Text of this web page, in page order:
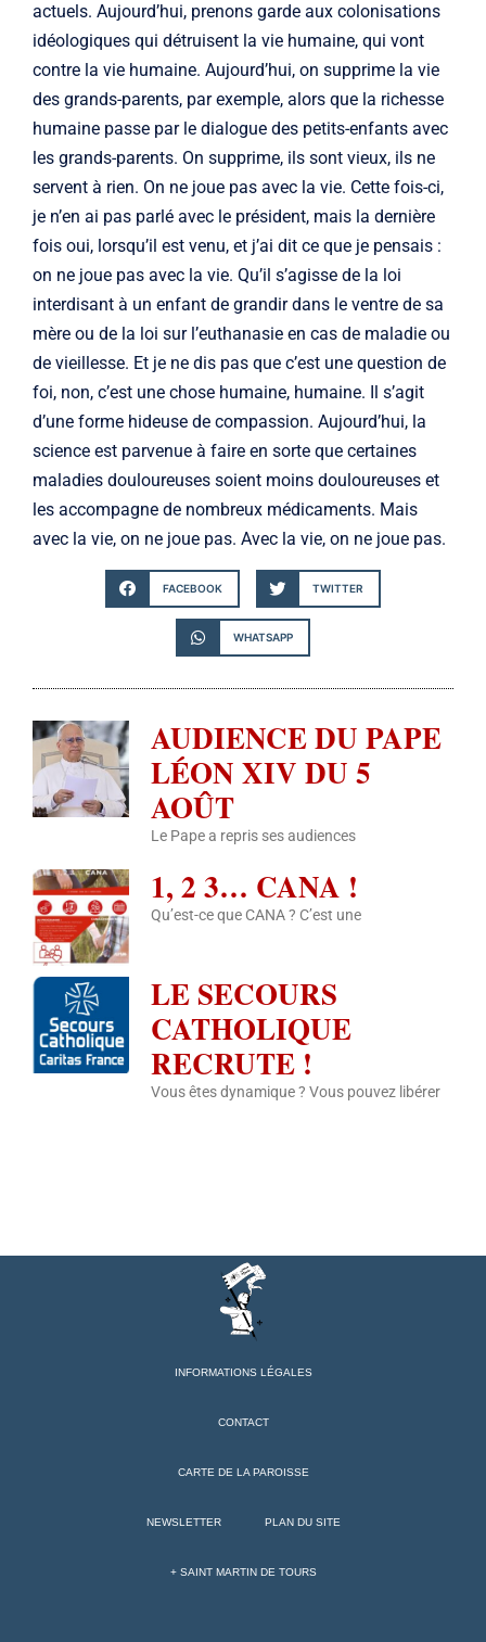
actuels. Aujourd’hui, prenons garde aux colonisations
idéologiques qui détruisent la vie humaine, qui vont
contre la vie humaine. Aujourd’hui, on supprime la vie
des grands-parents, par exemple, alors que la richesse
humaine passe par le dialogue des petits-enfants avec
les grands-parents. On supprime, ils sont vieux, ils ne
servent à rien. On ne joue pas avec la vie. Cette fois-ci,
je n’en ai pas parlé avec le président, mais la dernière
fois oui, lorsqu’il est venu, et j’ai dit ce que je pensais :
on ne joue pas avec la vie. Qu’il s’agisse de la loi
interdisant à un enfant de grandir dans le ventre de sa
mère ou de la loi sur l’euthanasie en cas de maladie ou
de vieillesse. Et je ne dis pas que c’est une question de
foi, non, c’est une chose humaine, humaine. Il s’agit
d’une forme hideuse de compassion. Aujourd’hui, la
science est parvenue à faire en sorte que certaines
maladies douloureuses soient moins douloureuses et
les accompagne de nombreux médicaments. Mais
avec la vie, on ne joue pas. Avec la vie, on ne joue pas.
FACEBOOK TWITTER
WHATSAPP
AUDIENCE DU PAPE
LÉON XIV DU 5
AOÛT
Le Pape a repris ses audiences
1, 2 3… CANA !
Qu’est-ce que CANA ? C’est une
LE SECOURS
CATHOLIQUE
RECRUTE !
Vous êtes dynamique ? Vous pouvez libérer
INFORMATIONS LÉGALES
CONTACT
CARTE DE LA PAROISSE
NEWSLETTER PLAN DU SITE
+ SAINT MARTIN DE TOURS